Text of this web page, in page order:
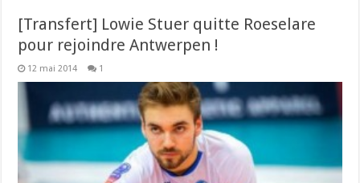
[Transfert] Lowie Stuer quitte Roeselare
pour rejoindre Antwerpen !
12 mai 2014 1